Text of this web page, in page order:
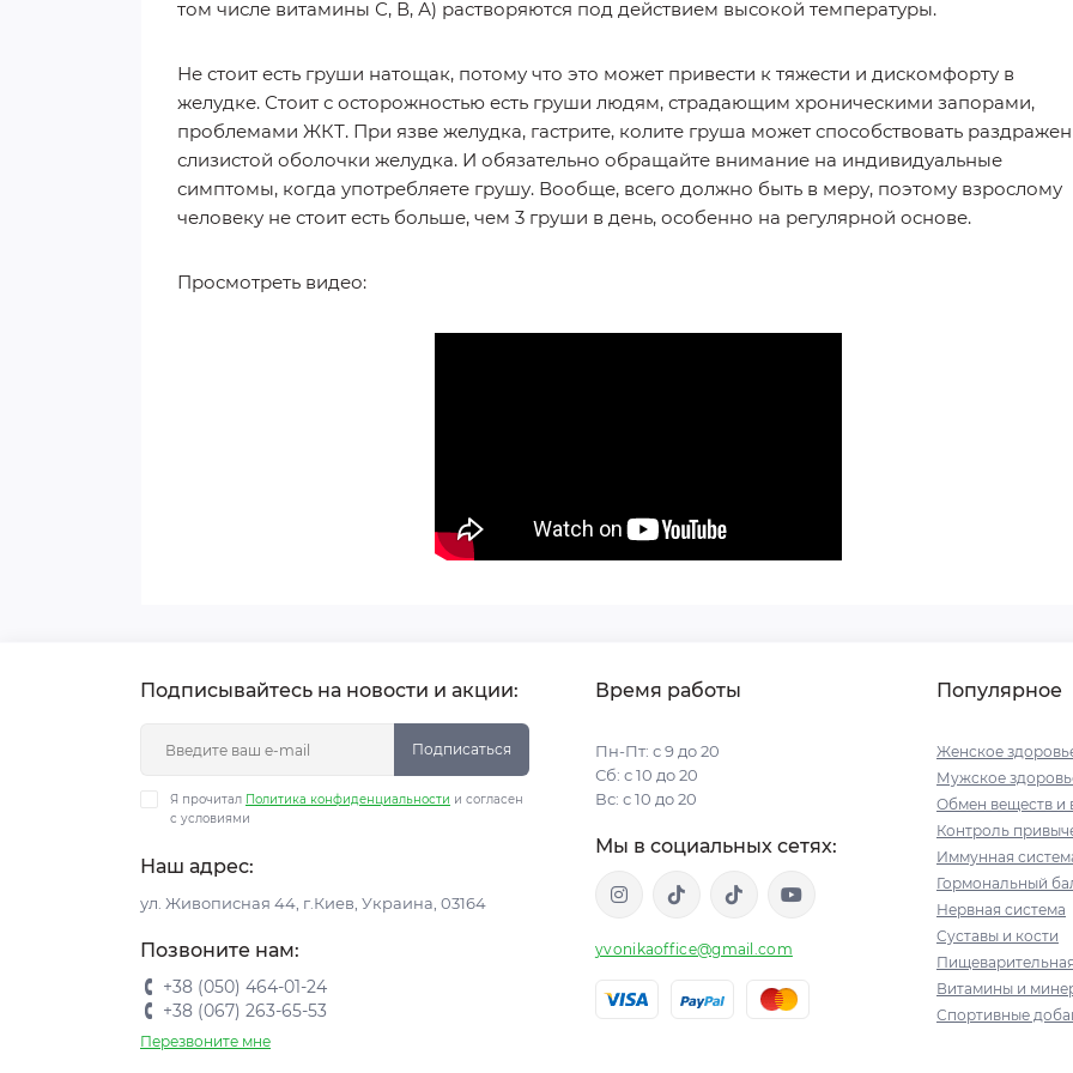
том числе витамины С, В, А) растворяются под действием высокой температуры.
Не стоит есть груши натощак, потому что это может привести к тяжести и дискомфорту в
желудке. Стоит с осторожностью есть груши людям, страдающим хроническими запорами,
проблемами ЖКТ. При язве желудка, гастрите, колите груша может способствовать
слизистой оболочки желудка. И обязательно обращайте внимание на индивидуальные
симптомы, когда употребляете грушу. Вообще, всего должно быть в меру, поэтому взрослому
человеку не стоит есть больше, чем 3 груши в день, особенно на регулярной основе.
Просмотреть видео:
Подписывайтесь на новости и акции:
Подписаться
Я прочитал Политика конфиденциальности и согласен
с условиями
Наш адрес:
ул. Живописная 44, г.Киев, Украина, 03164
Позвоните нам:
+38 (050) 464-01-24
+38 (067) 263-65-53
Перезвоните мне
Время работы
Пн-Пт: с 9 до 20
Сб: с 10 до 20
Вс: с 10 до 20
Мы в социальных сетях:
yvonikaoffice@gmail.com
Популярное
Женское
Мужское
Обмен веществ и
Контроль
Иммунная
Гормональный
Нервная система
Суставы и кости
Витамины и
Спортивные